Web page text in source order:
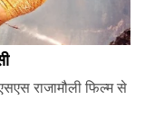
राजामौली फिल्म से